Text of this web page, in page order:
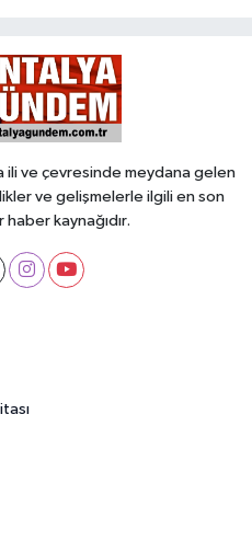
ve çevresinde meydana gelen
ve gelişmelerle ilgili en son
kaynağıdır.